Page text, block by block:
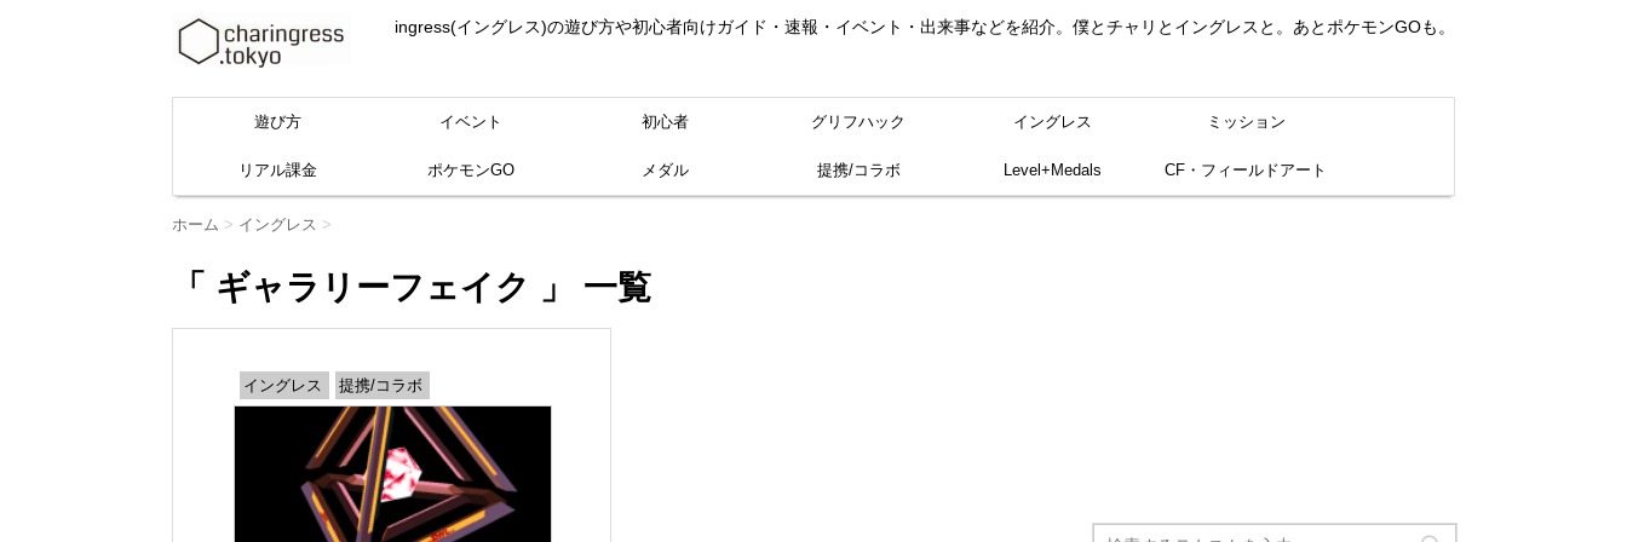
ingress(イングレス)の遊び方や初心者向けガイド・速報・イベント・出来事などを紹介。僕とチャリとイングレスと。あとポケモンGOも。
遊び方 イベント 初心者 グリフハック イングレス ミッション
リアル課金 ポケモンGO メダル 提携/コラボ Level+Medals CF・フィールドアート
ホーム > イングレス >
「 ギャラリーフェイク 」 一覧
イングレス 提携/コラボ